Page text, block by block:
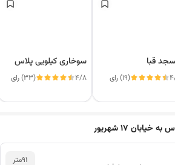
قبا
(19) رای
سوخاری کیلویی پلاس
4/8 (33) رای
۱۷ شهریور
91متر